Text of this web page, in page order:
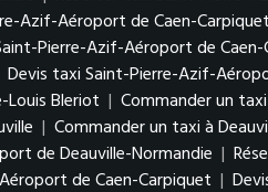
Azif-Aéroport de Caen-Carpiquet
Pierre-Azif-Aéroport de
Devis taxi Saint-Pierre-Azif-
Bleriot | Commander un
| Commander un taxi à
de Deauville-Normandie |
de Caen-Carpiquet |